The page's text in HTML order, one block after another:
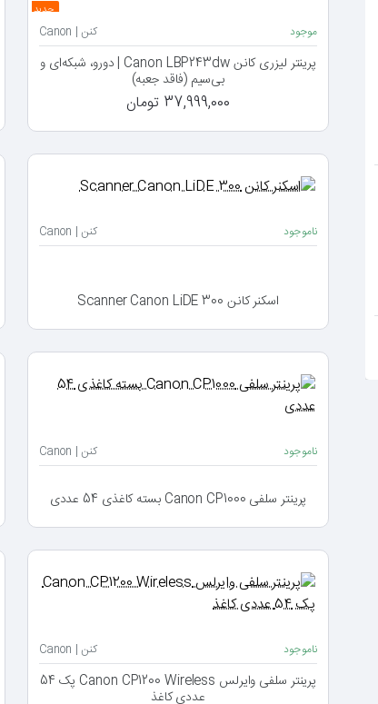
جدید
موجود کنن | Canon
پرینتر لیزری کانن Canon LBP243dw | دورو، شبکه‌ای و
بی‌سیم (فاقد جعبه)
37,999,000 تومان
ناموجود کنن | Canon
اسکنر کانن Scanner Canon LiDE 300
ناموجود کنن | Canon
پرینتر سلفی Canon CP1000 بسته کاغذی 54 عددی
ناموجود کنن | Canon
پرینتر سلفی وایرلس Canon CP1200 Wireless پک 54
عددی کاغذ